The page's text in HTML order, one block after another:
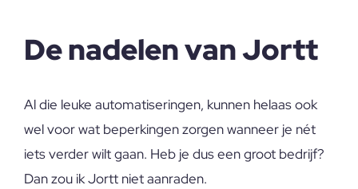
De nadelen van Jortt
Al die leuke automatiseringen, kunnen helaas ook
wel voor wat beperkingen zorgen wanneer je nét
iets verder wilt gaan. Heb je dus een groot bedrijf?
Dan zou ik Jortt niet aanraden.